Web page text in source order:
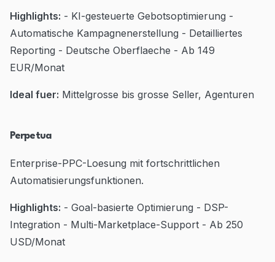
Highlights: - KI-gesteuerte Gebotsoptimierung -
Automatische Kampagnenerstellung - Detailliertes
Reporting - Deutsche Oberflaeche - Ab 149
EUR/Monat
Ideal fuer: Mittelgrosse bis grosse Seller, Agenturen
Perpetua
Enterprise-PPC-Loesung mit fortschrittlichen
Automatisierungsfunktionen.
Highlights: - Goal-basierte Optimierung - DSP-
Integration - Multi-Marketplace-Support - Ab 250
USD/Monat